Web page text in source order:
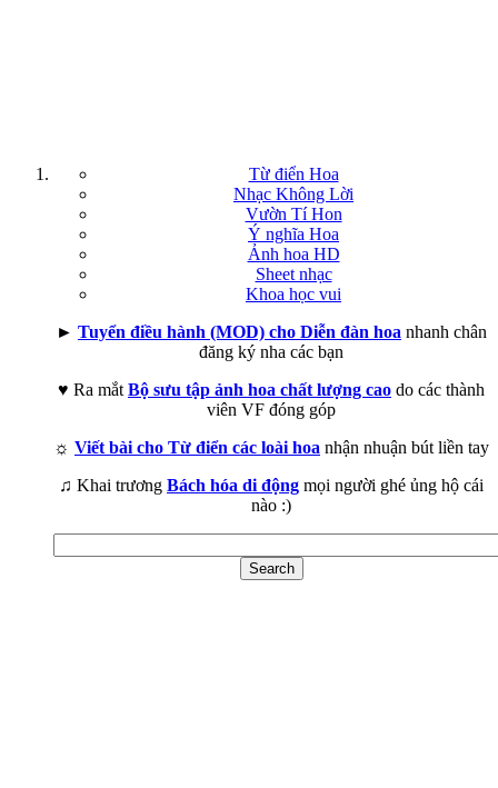
Từ điển Hoa
Nhạc Không Lời
Vườn Tí Hon
Ý nghĩa Hoa
Ảnh hoa HD
Sheet nhạc
Khoa học vui
► Tuyển điều hành (MOD) cho Diễn đàn hoa nhanh chân
đăng ký nha các bạn
♥ Ra mắt Bộ sưu tập ảnh hoa chất lượng cao do các thành
viên VF đóng góp
☼ Viết bài cho Từ điển các loài hoa nhận nhuận bút liền tay
♫ Khai trương Bách hóa di động mọi người ghé ủng hộ cái
nào :)